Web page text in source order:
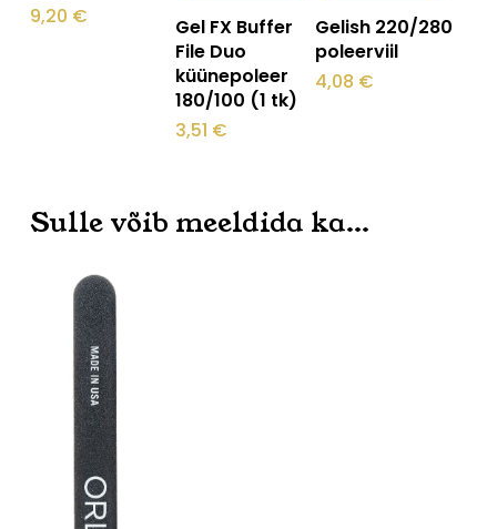
9,20 €
Gel FX Buffer
File Duo
küünepoleer
180/100 (1 tk)
3,51 €
Gelish 220/280
poleerviil
4,08 €
Sulle võib meeldida ka…